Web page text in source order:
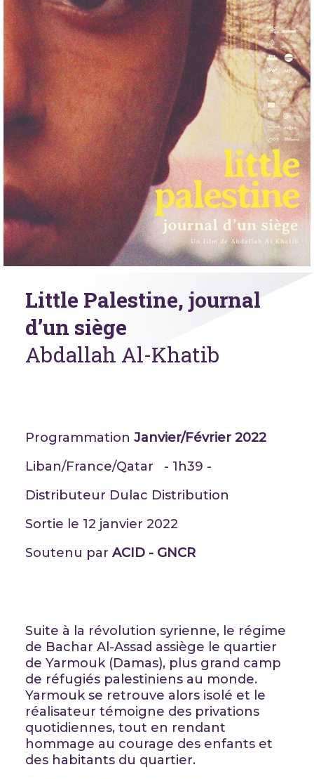
Little Palestine, journal
d’un siège
Abdallah Al-Khatib
Programmation Janvier/Février 2022
Liban/France/Qatar - 1h39 -
Distributeur Dulac Distribution
Sortie le 12 janvier 2022
Soutenu par ACID - GNCR
Suite à la révolution syrienne, le régime
de Bachar Al-Assad assiège le quartier
de Yarmouk (Damas), plus grand camp
de réfugiés palestiniens au monde.
Yarmouk se retrouve alors isolé et le
réalisateur témoigne des privations
quotidiennes, tout en rendant
hommage au courage des enfants et
des habitants du quartier.